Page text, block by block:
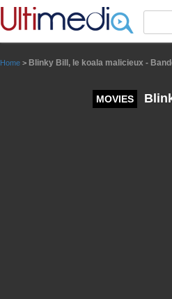
Home > Blinky Bill, le koala malicieux -
MOVIES
Panneau de gestion des cookies